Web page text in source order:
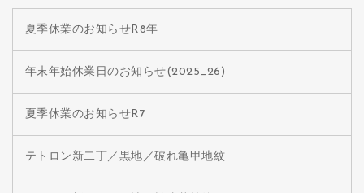
夏季休業のお知らせR8年
年末年始休業日のお知らせ(2025_26)
夏季休業のお知らせR7
テトロン新二丁／黒地／破れ亀甲地紋